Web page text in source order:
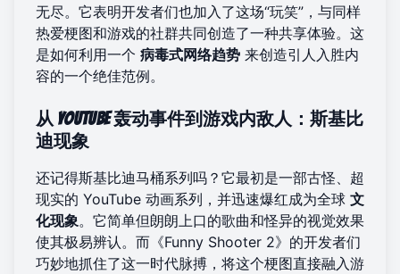
无尽。它表明开发者们也加入了这场“玩笑”，与同样
热爱梗图和游戏的社群共同创造了一种共享体验。这
是如何利用一个 病毒式网络趋势 来创造引人入胜内
容的一个绝佳范例。
从 YouTube 轰动事件到游戏内敌人：斯基比
迪现象
还记得斯基比迪马桶系列吗？它最初是一部古怪、超
现实的 YouTube 动画系列，并迅速爆红成为全球 文
化现象。它简单但朗朗上口的歌曲和怪异的视觉效果
使其极易辨认。而《Funny Shooter 2》的开发者们
巧妙地抓住了这一时代脉搏，将这个梗图直接融入游